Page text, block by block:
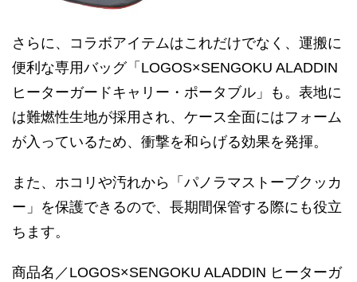
さらに、コラボアイテムはこれだけでなく、運搬に
便利な専用バッグ「LOGOS×SENGOKU ALADDIN
ヒーターガードキャリー・ポータブル」も。表地に
は難燃性生地が採用され、ケース全面にはフォーム
が入っているため、衝撃を和らげる効果を発揮。
また、ホコリや汚れから「パノラマストーブクッカ
ー」を保護できるので、長期間保管する際にも役立
ちます。
商品名／LOGOS×SENGOKU ALADDIN ヒーターガ